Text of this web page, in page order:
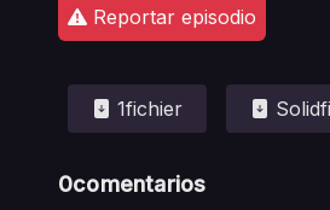
Reportar episodio
1fichier
0comentarios